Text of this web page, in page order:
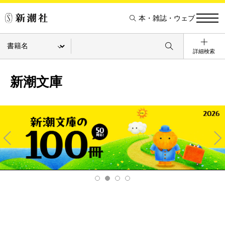
本・雑誌・ウェブ
詳細検索
新潮文庫
Pre
v
Ne
xt